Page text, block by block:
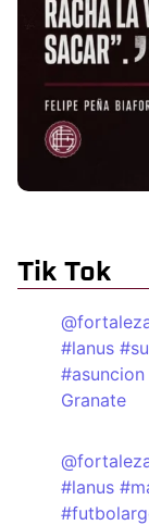
Tik Tok
#lanus
#asuncion
Granate
#lanus